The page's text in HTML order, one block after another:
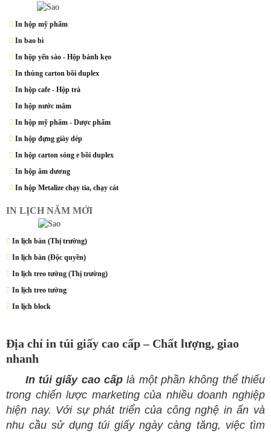
In hộp mỹ phẩm
In bao bì
In hộp yến sào - Hộp bánh kẹo
In thùng carton bồi duplex
In hộp cafe - Hộp trà
In hộp nước mắm
In hộp mỹ phẩm - Dược phẩm
In hộp đựng giày dép
In hộp carton sóng e bồi duplex
In hộp âm dương
In hộp Metalize chạy tia, chạy cát
IN LỊCH NĂM MỚI
In lịch bàn (Thị trường)
In lịch bàn (Độc quyền)
In lịch treo tường (Thị trường)
In lịch treo tường
In lịch block
Địa chỉ in túi giấy cao cấp – Chất lượng, giao
nhanh
In túi giấy cao cấp là một phần không thể thiếu
trong chiến lược marketingcủa nhiều doanh nghiệp
hiện nay. Với sự phát triển của công nghệ in ấn và
nhu cầu sử dụng túi giấy ngày càng tăng, việc tìm